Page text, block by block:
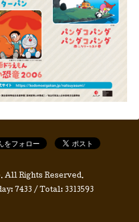
. All Rights Reserved.
7433 / Total: 3313593